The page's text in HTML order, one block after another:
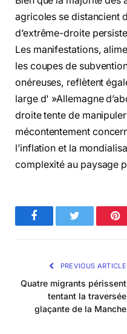
agricoles se distancient
d’extrême-droite
Les manifestations,
les coupes de
onéreuses, reflètent
large d' »Allemagne
droite tente de
mécontentement
l’inflation et la
complexité au paysage
FacebookTwitter
PREVIOUS ARTICLE
Quatre migrants périssent
tentant la traversée
glaçante de la Manche